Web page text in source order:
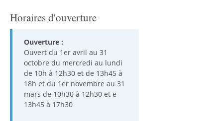
Horaires d'ouverture
Ouverture :
Ouvert du 1er avril au 31
octobre du mercredi au lundi
de 10h à 12h30 et de 13h45 à
18h et du 1er novembre au 31
mars de 10h30 à 12h30 et e
13h45 à 17h30